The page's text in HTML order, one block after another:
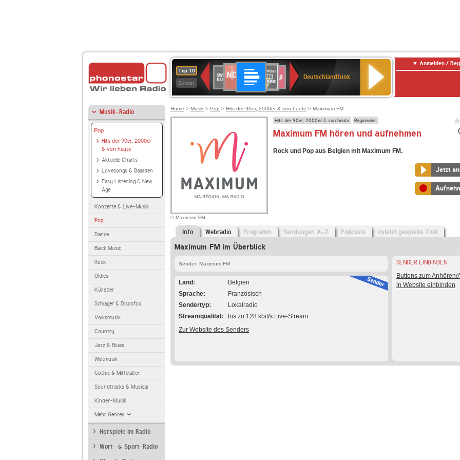
Top 10
Zuletzt
Deutschlandfunk
80er
90er
OLDIE
ANTENNE
SWR3
SWR
Kultur
2
Deutschlandfunk
Anmelden /
Musik-Radio
Pop
Hits der 90er, 2000er
& von heute
Aktuelle Charts
Lovesongs & Balladen
Easy Listening & New
Age
Konzerte & Live-Musik
Pop
Dance
Black Music
Rock
Oldies
Künstler
Schlager & Discofox
Volksmusik
Country
Jazz & Blues
Weltmusik
Gothic & Mittelalter
Soundtracks & Musical
Kinder-Musik
Mehr Genres
Hörspiele im Radio
Wort- & Sport-Radio
Home > Musik > Pop > Hits der 90er, 2000er & von heute > Maximum FM
© Maximum FM
Hits der 90er, 2000er & von heute Regionales
Maximum FM hören und aufnehmen
Rock und Pop aus Belgien mit Maximum FM.
Jetzt
Info Webradio Programm Sendungen A-Z Podcasts zuletzt gespielte Titel
Maximum FM im Überblick
Sender: Maximum FM
Land
Belgien
Sprache
Französisch
Sendertyp
Lokalradio
Streamqualität
bis zu 128 kbit/s Live-Stream
Zur Website des Senders
SENDER EINBINDEN
Buttons zum Anhören/
in Website einbinden